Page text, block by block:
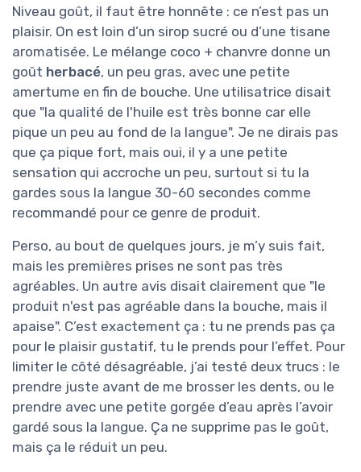
Niveau goût, il faut être honnête : ce n’est pas un
plaisir. On est loin d’un sirop sucré ou d’une tisane
aromatisée. Le mélange coco + chanvre donne un
goût herbacé, un peu gras, avec une petite
amertume en fin de bouche. Une utilisatrice disait
que "la qualité de l'huile est très bonne car elle
pique un peu au fond de la langue". Je ne dirais pas
que ça pique fort, mais oui, il y a une petite
sensation qui accroche un peu, surtout si tu la
gardes sous la langue 30-60 secondes comme
recommandé pour ce genre de produit.
Perso, au bout de quelques jours, je m’y suis fait,
mais les premières prises ne sont pas très
agréables. Un autre avis disait clairement que "le
produit n'est pas agréable dans la bouche, mais il
apaise". C’est exactement ça : tu ne prends pas ça
pour le plaisir gustatif, tu le prends pour l’effet. Pour
limiter le côté désagréable, j’ai testé deux trucs : le
prendre juste avant de me brosser les dents, ou le
prendre avec une petite gorgée d’eau après l’avoir
gardé sous la langue. Ça ne supprime pas le goût,
mais ça le réduit un peu.